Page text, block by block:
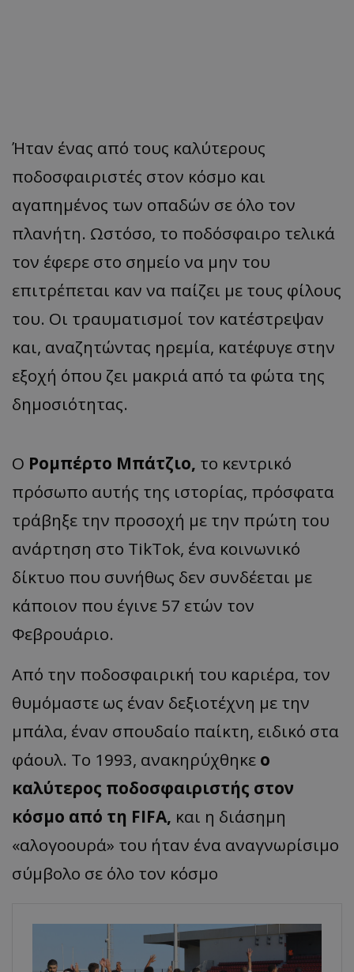
Ήταν ένας από τους καλύτερους
ποδοσφαιριστές στον κόσμο και
αγαπημένος των οπαδών σε όλο τον
πλανήτη. Ωστόσο, το ποδόσφαιρο τελικά
τον έφερε στο σημείο να μην του
επιτρέπεται καν να παίζει με τους φίλους
του. Οι τραυματισμοί τον κατέστρεψαν
και, αναζητώντας ηρεμία, κατέφυγε στην
εξοχή όπου ζει μακριά από τα φώτα της
δημοσιότητας.
Ο Ρομπέρτο Μπάτζιο, το κεντρικό
πρόσωπο αυτής της ιστορίας, πρόσφατα
τράβηξε την προσοχή με την πρώτη του
ανάρτηση στο TikTok, ένα κοινωνικό
δίκτυο που συνήθως δεν συνδέεται με
κάποιον που έγινε 57 ετών τον
Φεβρουάριο.
Από την ποδοσφαιρική του καριέρα, τον
θυμόμαστε ως έναν δεξιοτέχνη με την
μπάλα, έναν σπουδαίο παίκτη, ειδικό στα
φάουλ. Το 1993, ανακηρύχθηκε ο
καλύτερος ποδοσφαιριστής στον
κόσμο από τη FIFA, και η διάσημη
«αλογοουρά» του ήταν ένα αναγνωρίσιμο
σύμβολο σε όλο τον κόσμο